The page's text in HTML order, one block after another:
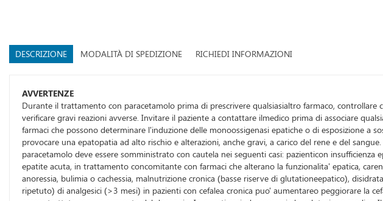
DESCRIZIONE MODALITÀ DI SPEDIZIONE RICHIEDI INFORMAZIONI
AVVERTENZE
Durante il trattamento con paracetamolo prima di prescrivere qualsiasialtro farmaco,
verificare gravi reazioni avverse. Invitare il paziente a contattare ilmedico prima di associare
farmaci che possono determinare l'induzione delle monoossigenasi epatiche o di esposizione
provocare una epatopatia ad alto rischio e alterazioni, anche gravi, a carico del rene e del
paracetamolo deve essere somministrato con cautela nei seguenti casi: pazienticon
epatite acuta, in trattamento concomitante con farmaci che alterano la funzionalita' epatica,
anoressia, bulimia o cachessia, malnutrizione cronica (basse riserve di glutationeepatico),
ripetuto) di analgesici (>3 mesi) in pazienti con cefalea cronica puo' aumentareo peggiorare la